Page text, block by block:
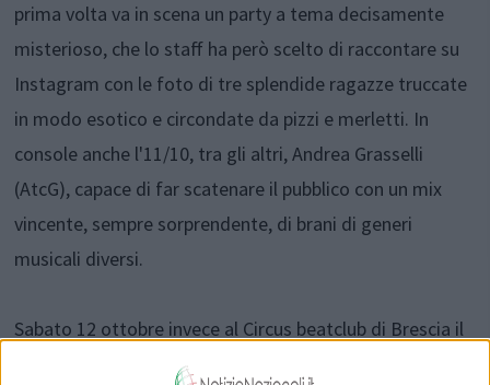
prima volta va in scena un party a tema decisamente
misterioso, che lo staff ha però scelto di raccontare su
Instagram con le foto di tre splendide ragazze truccate
in modo esotico e circondate da pizzi e merletti. In
console anche l'11/10, tra gli altri, Andrea Grasselli
(AtcG), capace di far scatenare il pubblico con un mix
vincente, sempre sorprendente, di brani di generi
musicali diversi.
Sabato 12 ottobre invece al Circus beatclub di Brescia il
party è iconic e in console insieme alla Circus family